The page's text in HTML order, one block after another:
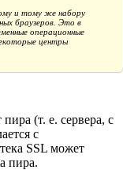
и тому же набору
браузеров. Это в
операционные
центры
(т. е. сервера, с
с
SSL может
пира.